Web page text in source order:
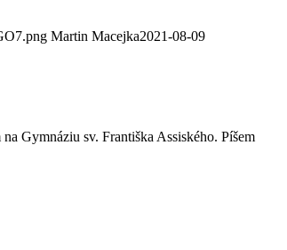
Martin Macejka2021-08-09
Gymnáziu sv. Františka Assiského. Píšem